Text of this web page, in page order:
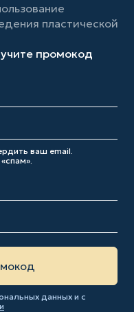
пластической
промокод
ваш email.
данных и с